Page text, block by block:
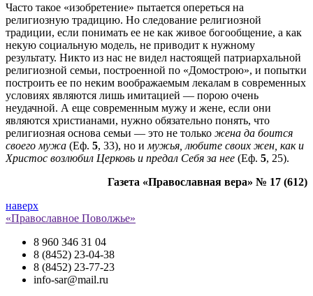
Часто такое «изобретение» пытается опереться на
религиозную традицию. Но следование религиозной
традиции, если понимать ее не как живое богообщение, а как
некую социальную модель, не приводит к нужному
результату. Никто из нас не видел настоящей патриархальной
религиозной семьи, построенной по «Домострою», и попытки
построить ее по неким воображаемым лекалам в современных
условиях являются лишь имитацией — порою очень
неудачной. А еще современным мужу и жене, если они
являются христианами, нужно обязательно понять, что
религиозная основа семьи — это не только жена да боится
своего мужа (Еф. 5, 33), но и мужья, любите своих жен, как и
Христос возлюбил Церковь и предал Себя за нее (Еф. 5, 25).
Газета «Православная вера» № 17 (612)
наверх
«Православное Поволжье»
8 960 346 31 04
8 (8452) 23-04-38
8 (8452) 23-77-23
info-sar@mail.ru